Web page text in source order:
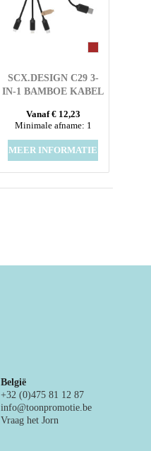
SCX.DESIGN C29 3-
IN-1 BAMBOE KABEL
Vanaf € 12,23
Minimale afname: 1
MEER INFORMATIE
België
+32 (0)475 81 12 87
info@toonpromotie.be
Vraag het Jorn